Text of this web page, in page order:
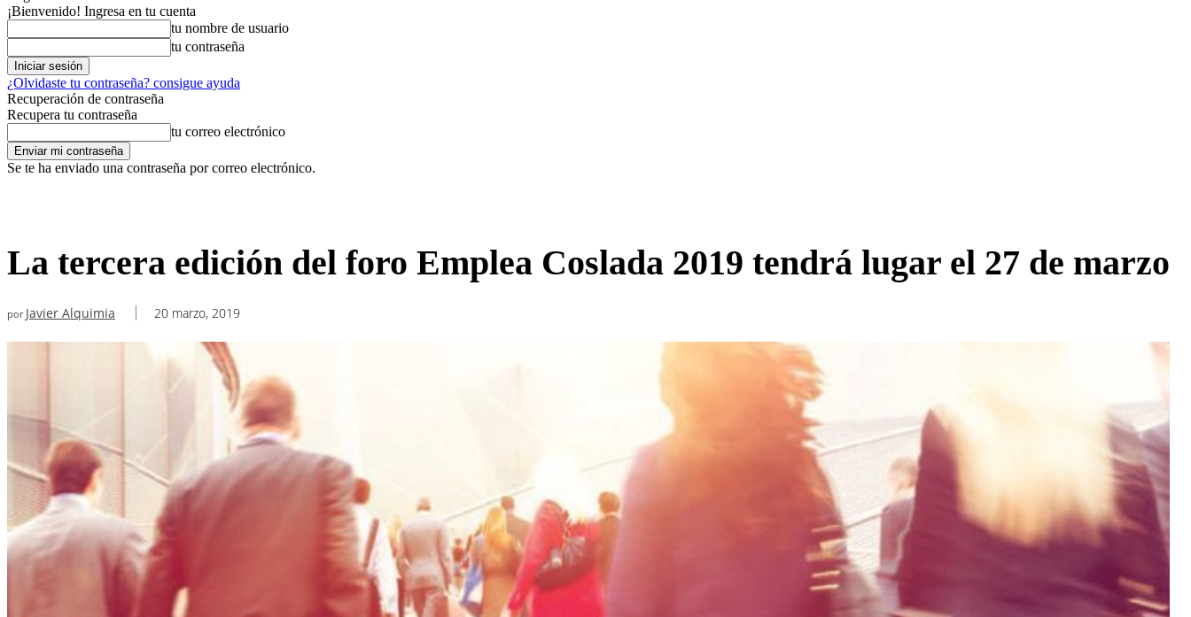
¡Bienvenido! Ingresa en tu cuenta
tu nombre de usuario
tu contraseña
¿Olvidaste tu contraseña? consigue ayuda
Recuperación de contraseña
Recupera tu contraseña
tu correo electrónico
Se te ha enviado una contraseña por correo electrónico.
La tercera edición del foro Emplea Coslada 2019 tendrá lugar el 27 de marzo
por Javier Alquimia 20 marzo, 2019